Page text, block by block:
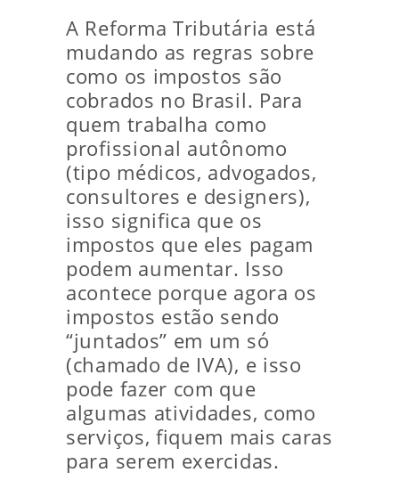
A Reforma Tributária está
mudando as regras sobre
como os impostos são
cobrados no Brasil. Para
quem trabalha como
profissional autônomo
(tipo médicos, advogados,
consultores e designers),
isso significa que os
impostos que eles pagam
podem aumentar. Isso
acontece porque agora os
impostos estão sendo
“juntados” em um só
(chamado de IVA), e isso
pode fazer com que
algumas atividades, como
serviços, fiquem mais caras
para serem exercidas.